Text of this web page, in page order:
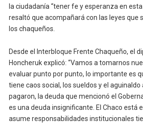
la ciudadanía “tener fe y esperanza en esta
resaltó que acompañará con las leyes que
los chaqueños.
Desde el Interbloque Frente Chaqueño, el
Honcheruk explicó: “Vamos a tomarnos
evaluar punto por punto, lo importante es
tiene caos social, los sueldos y el aguinaldo
pagaron, la deuda que mencionó el
es una deuda insignificante. El Chaco está
asume responsabilidades institucionales